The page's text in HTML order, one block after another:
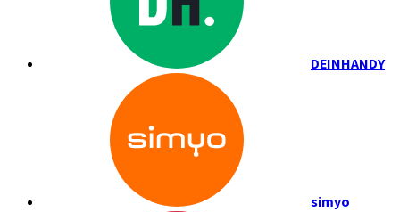
DEINHANDY
simyo